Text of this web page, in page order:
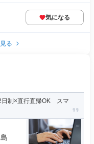
気になる
る
日制×直行直帰OK スマ